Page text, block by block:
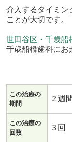
介入するタイミン
ことが大切です。
世田谷区・千歳船
千歳船橋歯科にお
この治療の
期間
２週間
この治療の
回数
３回